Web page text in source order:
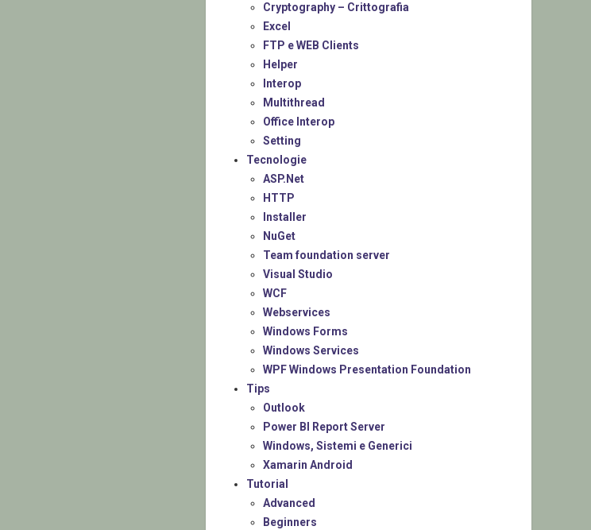
Cryptography – Crittografia
Excel
FTP e WEB Clients
Helper
Interop
Multithread
Office Interop
Setting
Tecnologie
ASP.Net
HTTP
Installer
NuGet
Team foundation server
Visual Studio
WCF
Webservices
Windows Forms
Windows Services
WPF Windows Presentation Foundation
Tips
Outlook
Power BI Report Server
Windows, Sistemi e Generici
Xamarin Android
Tutorial
Advanced
Beginners